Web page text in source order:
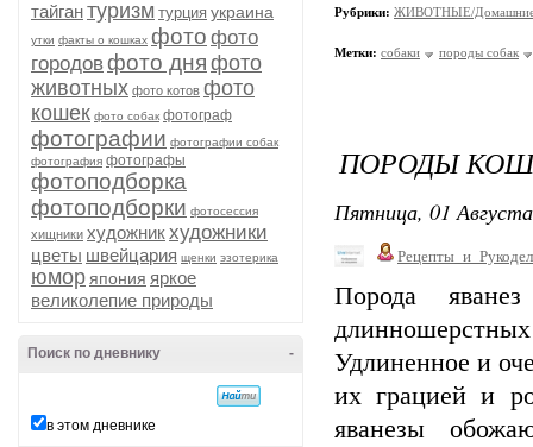
тайгантуризм турция украина
утки факты о кошках фото фото
городовфото дня фото
животных фото котов фото
кошек фото собак фотограф
фотографии фотографии собак
фотография фотографы
фотоподборка
фотоподборки фотосессия
хищники художникхудожники
цветы швейцария щенки эзотерика
юмор япония яркое
великолепие природы
-
Поиск по дневнику
в этом дневнике
Рубрики: ЖИВОТНЫЕ/Домашние
Метки: собаки породы собак
ПОРОДЫ
Пятница, 01
Порода
Удлиненное и
их грацией и
яванезы